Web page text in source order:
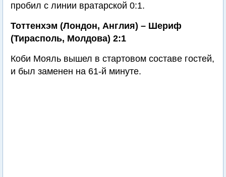
пробил с линии вратарской 0:1.
Тоттенхэм (Лондон, Англия) – Шериф
(Тирасполь, Молдова) 2:1
Коби Мояль вышел в стартовом составе гостей,
и был заменен на 61-й минуте.